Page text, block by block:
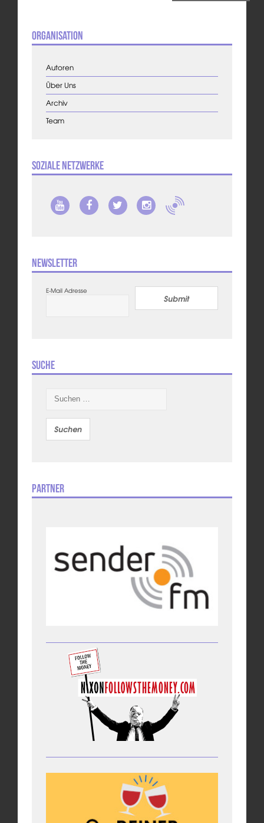
Organisation
Autoren
Über Uns
Archiv
Team
Soziale Netzwerke
Newsletter
E-Mail Adresse
Submit
Suche
nach:
Partner